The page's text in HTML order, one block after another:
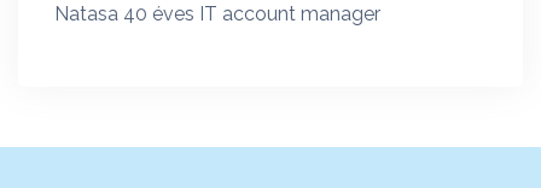
Natasa 40 éves IT account manager